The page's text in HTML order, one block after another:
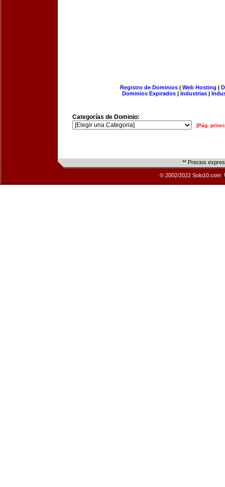
Registro de Dominios| Web Hosting |
Dominios Expirados | Industrias |
Categorías de Dominio:
[Pág.
** Precios
© 2002/2022 Solo10.com